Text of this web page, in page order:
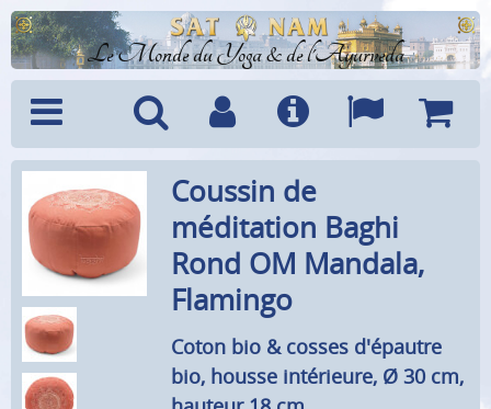
Le Monde du Yoga & de l'Ayurveda
Menu Recherche
CompteInfo
Coussin de
méditation Baghi
Rond OM Mandala,
Flamingo
Coton bio & cosses d'épautre
bio, housse intérieure, Ø 30 cm,